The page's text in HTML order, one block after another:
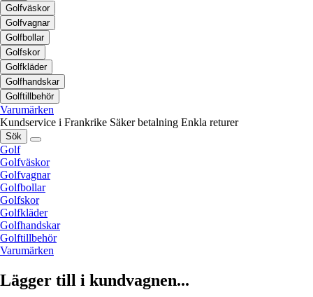
Golfväskor
Golfvagnar
Golfbollar
Golfskor
Golfkläder
Golfhandskar
Golftillbehör
Varumärken
Kundservice i Frankrike Säker betalning Enkla returer
Sök
Golf
Golfväskor
Golfvagnar
Golfbollar
Golfskor
Golfkläder
Golfhandskar
Golftillbehör
Varumärken
Lägger till i kundvagnen...